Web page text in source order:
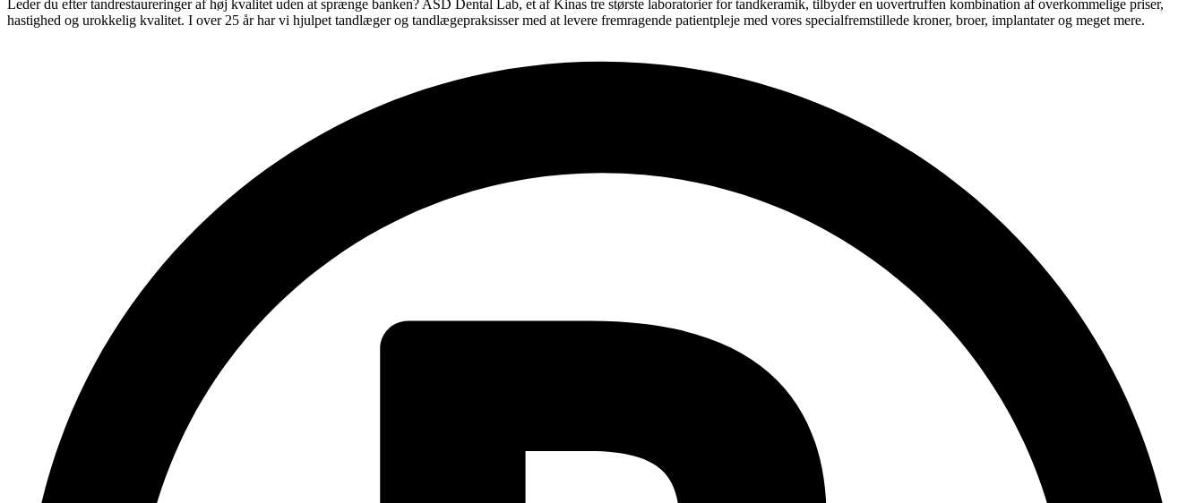
Leder du efter tandrestaureringer af høj kvalitet uden at sprænge banken? ASD Dental Lab, et af Kinas tre største laboratorier for tandkeramik, tilbyder en uovertruffen kombination af overkommelige priser,
hastighed og urokkelig kvalitet. I over 25 år har vi hjulpet tandlæger og tandlægepraksisser med at levere fremragende patientpleje med vores specialfremstillede kroner, broer, implantater og meget mere.